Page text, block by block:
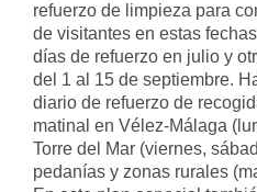
refuerzo de limpieza para
de visitantes en estas
días de refuerzo en julio y
del 1 al 15 de septiembre.
diario de refuerzo de
matinal en Vélez-Málaga
Torre del Mar (viernes,
pedanías y zonas rurales